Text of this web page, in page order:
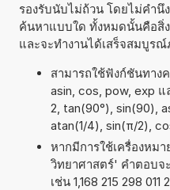
รองรับนับไม่ถ้วน โดยไม่คำนึ
ค้นหาแบบใด ทั้งหมดนั้นคือสิ่
และจะทำงานได้เสร็จสมบูรณ์
สามารถใช้ฟังก์ชันทาง
asin, cos, pow, exp
2, tan(90°), sin(90),
atan(1/4), sin(π/2),
หากมีการใช้เครื่องหม
วิทยาศาสตร์' คำตอบจ
เช่น 1,168 215 298 011 2